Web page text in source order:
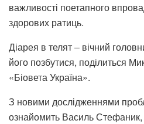
важливості поетапного
здорових ратиць.
Діарея в телят ‒ вічний
його позбутися, поділиться
«Біовета Україна».
З новими дослідженнями
ознайомить Василь